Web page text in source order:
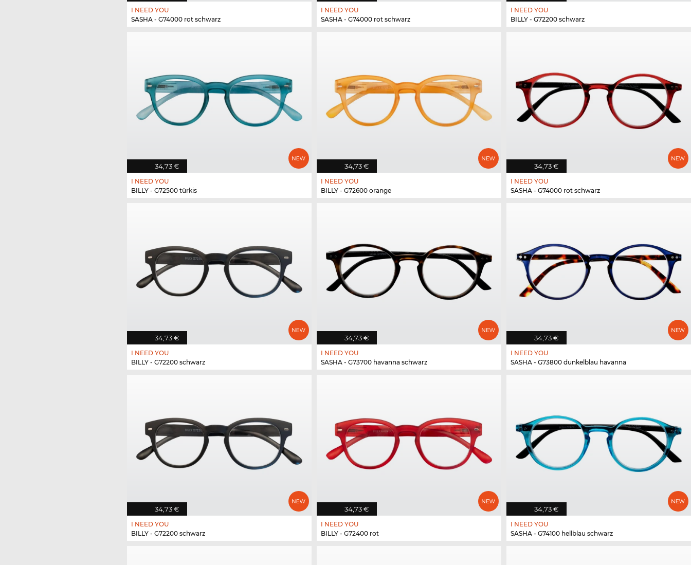
I NEED YOU
SASHA - G74000 rot schwarz
I NEED YOU
SASHA - G74000 rot schwarz
I NEED YOU
BILLY - G72200 schwarz
34,73 €
I NEED YOU
BILLY - G72500 türkis
34,73 €
I NEED YOU
BILLY - G72600 orange
34,73 €
I NEED YOU
SASHA - G74000 rot schwarz
34,73 €
I NEED YOU
BILLY - G72200 schwarz
34,73 €
I NEED YOU
SASHA - G73700 havanna schwarz
34,73 €
I NEED YOU
SASHA - G73800 dunkelblau havanna
34,73 €
I NEED YOU
BILLY - G72200 schwarz
34,73 €
I NEED YOU
BILLY - G72400 rot
34,73 €
I NEED YOU
SASHA - G74100 hellblau schwarz